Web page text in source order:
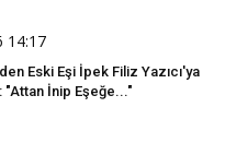
14:17
Eski Eşi İpek Filiz Yazıcı'ya
"Attan İnip Eşeğe..."